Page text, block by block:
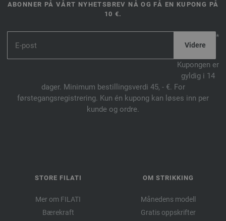
ABONNER PÅ VÅRT NYHETSBREV NÅ OG FÅ EN KUPONG PÅ
10 €.
*
Kupongen er
gyldig i 14
dager. Minimum bestillingsverdi 45, - €. For
førstegangsregistrering. Kun én kupong kan løses inn per
kunde og ordre.
STORE FILATI
Mer om FILATI
Bærekraft
OM STRIKKING
Månedens modell
Gratis oppskrifter